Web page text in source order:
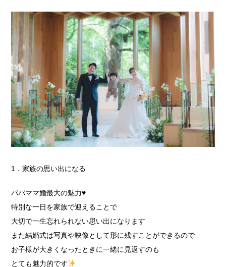
1．家族の思い出になる
パパママ婚最大の魅力♥
特別な一日を家族で迎えることで
大切で一生忘れられない思い出になります
また結婚式は写真や映像として形に残すことができるので
お子様が大きくなったときに一緒に見返すのも
とても魅力的です